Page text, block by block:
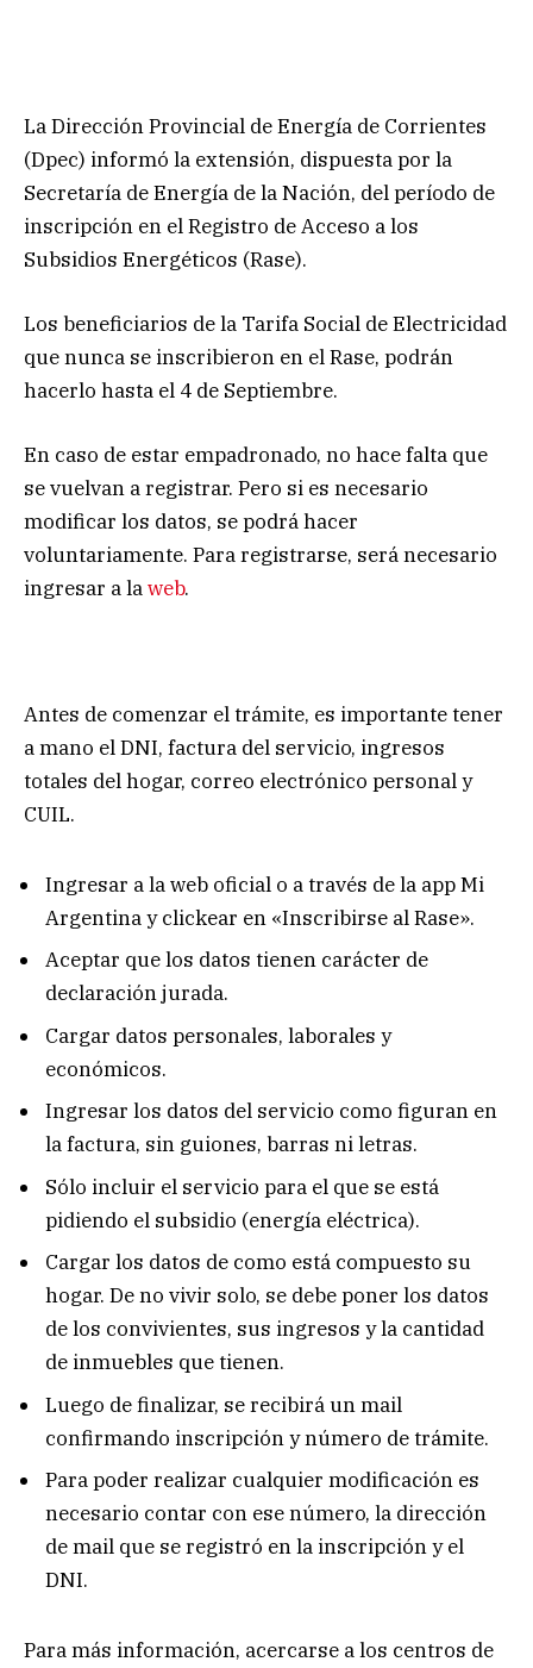
La Dirección Provincial de Energía de Corrientes
(Dpec) informó la extensión, dispuesta por la
Secretaría de Energía de la Nación, del período de
inscripción en el Registro de Acceso a los
Subsidios Energéticos (Rase).
Los beneficiarios de la Tarifa Social de Electricidad
que nunca se inscribieron en el Rase, podrán
hacerlo hasta el 4 de Septiembre.
En caso de estar empadronado, no hace falta que
se vuelvan a registrar. Pero si es necesario
modificar los datos, se podrá hacer
voluntariamente. Para registrarse, será necesario
ingresar a laweb.
Antes de comenzar el trámite, es importante tener
a mano el DNI, factura del servicio, ingresos
totales del hogar, correo electrónico personal y
CUIL.
Ingresar a la web oficial o a través de la app Mi
Argentina y clickear en «Inscribirse al Rase».
Aceptar que los datos tienen carácter de
declaración jurada.
Cargar datos personales, laborales y
económicos.
Ingresar los datos del servicio como figuran en
la factura, sin guiones, barras ni letras.
Sólo incluir el servicio para el que se está
pidiendo el subsidio (energía eléctrica).
Cargar los datos de como está compuesto su
hogar. De no vivir solo, se debe poner los datos
de los convivientes, sus ingresos y la cantidad
de inmuebles que tienen.
Luego de finalizar, se recibirá un mail
confirmando inscripción y número de trámite.
Para poder realizar cualquier modificación es
necesario contar con ese número, la dirección
de mail que se registró en la inscripción y el
DNI.
Para más información, acercarse a los centros de